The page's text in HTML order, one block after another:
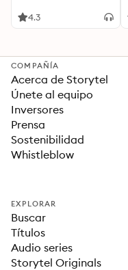
Ideas Revolucionarias
4.3
COMPAÑÍA
Acerca de Storytel
Únete al equipo
Inversores
Prensa
Sostenibilidad
Whistleblow
EXPLORAR
Buscar
Títulos
Audio series
Storytel Originals